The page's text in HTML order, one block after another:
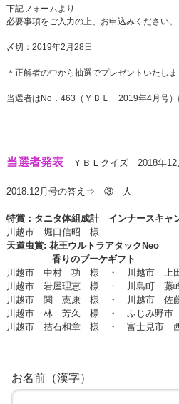
下記フォームより
必要事項をご入力の上、お申込みください。
〆切：2019年2月28日
＊正解者の中から抽選でプレゼントいたしま
当選者はNo．463（ＹＢＬ 2019年4月号）
当選者発表 ＹＢＬクイズ 2018年
2018.12月号の答え⇒ ③ 人
特賞：タニタ体組成計 インナースキャ
川越市 堀口信昭 様
天道虫賞: 花王ウルトラアタックNeo
香りのブーケギフト
川越市 中村 功 様 ・ 川越市 上
川越市 岩屋理恵様 ・ 川島町 藤
川越市 関 憲康様 ・ 川越市 佐
川越市 林 芳久 様 ・ ふじみ野市
川越市 拮石和章 様 ・ 富士見市
お名前（漢字）